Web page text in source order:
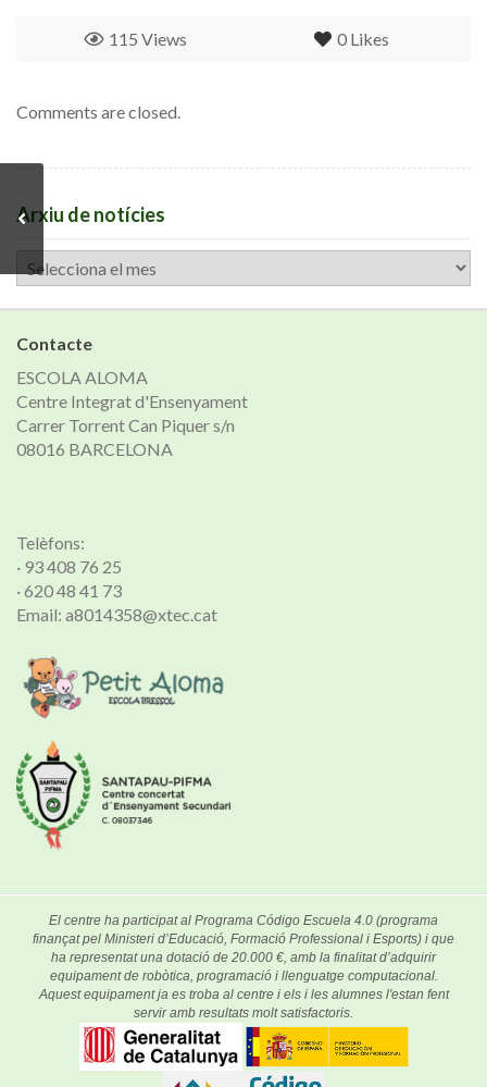
0 Likes
115 Views
Comments are closed.
Arxiu de notícies
Arxiu
de
notícies
Contacte
ESCOLA ALOMA
Centre Integrat d'Ensenyament
Carrer Torrent Can Piquer s/n
08016 BARCELONA
Telèfons:
· 93 408 76 25
· 620 48 41 73
Email: a8014358@xtec.cat
El centre ha participat al Programa Código Escuela 4.0 (programa
finançat pel Ministeri d’Educació, Formació Professional i Esports) i que
ha representat una dotació de 20.000 €, amb la finalitat d’adquirir
equipament de robòtica, programació i llenguatge computacional.
Aquest equipament ja es troba al centre i els i les alumnes l'estan fent
servir amb resultats molt satisfactoris.